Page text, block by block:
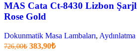
MAS Cata Ct-8430 Lizbon
Rose Gold
Dokunmatik Masa Lambaları, Aydınlatma
726,00₺ Orijinal
383,90₺Şu